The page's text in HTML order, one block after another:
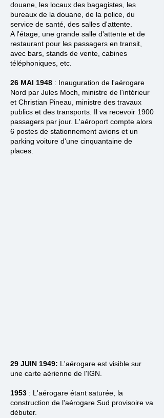
douane, les locaux des bagagistes, les
bureaux de la douane, de la police, du
service de santé, des salles d'attente.
A l'étage, une grande salle d'attente et de
restaurant pour les passagers en transit,
avec bars, stands de vente, cabines
téléphoniques, etc.
26 MAI 1948 : Inauguration de l'aérogare
Nord par Jules Moch, ministre de l'intérieur
et Christian Pineau, ministre des travaux
publics et des transports. Il va recevoir 1900
passagers par jour. L'aéroport compte alors
6 postes de stationnement avions et un
parking voiture d'une cinquantaine de
places.
29 JUIN 1949: L'aérogare est visible sur
une carte aérienne de l'IGN.
1953 : L'aérogare étant saturée, la
construction de l'aérogare Sud provisoire va
débuter.